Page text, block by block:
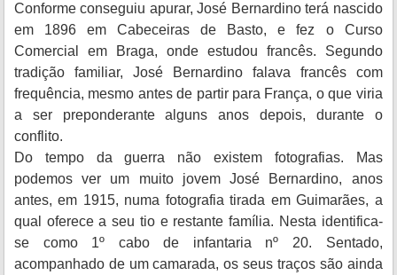
Conforme conseguiu apurar, José Bernardino terá nascido
em 1896 em Cabeceiras de Basto, e fez o Curso
Comercial em Braga, onde estudou francês. Segundo
tradição familiar, José Bernardino falava francês com
frequência, mesmo antes de partir para França, o que viria
a ser preponderante alguns anos depois, durante o
conflito.
Do tempo da guerra não existem fotografias. Mas
podemos ver um muito jovem José Bernardino, anos
antes, em 1915, numa fotografia tirada em Guimarães, a
qual oferece a seu tio e restante família. Nesta identifica-
se como 1º cabo de infantaria nº 20. Sentado,
acompanhado de um camarada, os seus traços são ainda